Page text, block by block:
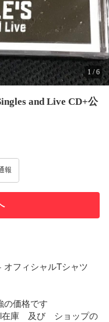
1 /6
and Live CD+公
報
オフィシャルTシャツ
の価格です
庫　及び　ショップの